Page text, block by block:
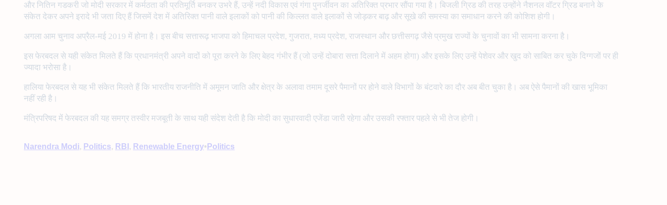
और नितिन गडकरी जो मोदी सरकार में कर्मठता की प्रतिमूर्ति बनकर उभरे हैं, उन्हें नदी विकास एवं गंगा पुनर्जीवन का अतिरिक्त प्रभार सौंपा गया है। बिजली ग्रिड की तरह उन्होंने नैशनल वॉटर ग्रिड बनाने के
संकेत देकर अपने इरादे भी जता दिए हैं जिसमें देश में अतिरिक्त पानी वाले इलाकों को पानी की किल्लत वाले इलाकों से जोड़कर बाढ़ और सूखे की समस्या का समाधान करने की कोशिश होगी।
अगला आम चुनाव अप्रैल-मई 2019 में होना है। इस बीच सत्तारूढ़ भाजपा को हिमाचल प्रदेश, गुजरात, मध्य प्रदेश, राजस्थान और छत्तीसगढ़ जैसे प्रमुख राज्यों के चुनावों का भी सामना करना है।
इस फेरबदल से यही संकेत मिलते हैं कि प्रधानमंत्री अपने वादों को पूरा करने के लिए बेहद गंभीर हैं (जो उन्हें दोबारा सत्ता दिलाने में अहम होगा) और इसके लिए उन्हें पेशेवर और खुद को साबित कर चुके दिग्गजों पर ही
ज्यादा भरोसा है।
हालिया फेरबदल से यह भी संकेत मिलते हैं कि भारतीय राजनीति में अमूमन जाति और क्षेत्र के अलावा तमाम दूसरे पैमानों पर होने वाले विभागों के बंटवारे का दौर अब बीत चुका है। अब ऐसे पैमानों की खास भूमिका
नहीं रही है।
मंत्रिपरिषद में फेरबदल की यह समग्र तस्वीर मजबूती के साथ यही संदेश देती है कि मोदी का सुधारवादी एजेंडा जारी रहेगा और उसकी रफ्तार पहले से भी तेज होगी।
Narendra Modi, Politics, RBI , Renewable Energy• Politics